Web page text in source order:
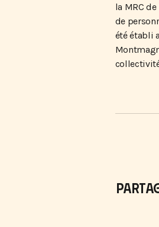
la MRC
de
été établi